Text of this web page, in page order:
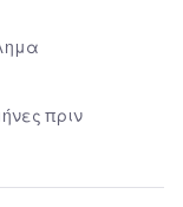
πριν